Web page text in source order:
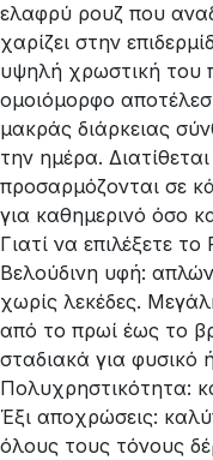
ελαφρύ ρουζ που
χαρίζει στην
υψηλή χρωστική του
ομοιόμορφο
μακράς διάρκειας
την ημέρα.
προσαρμόζονται σε
για καθημερινό όσο
Γιατί να επιλέξετε
Βελούδινη υφή:
χωρίς λεκέδες.
από το πρωί έως το
σταδιακά για φυσικό
Πολυχρηστικότητα:
Έξι αποχρώσεις:
όλους τους τόνους